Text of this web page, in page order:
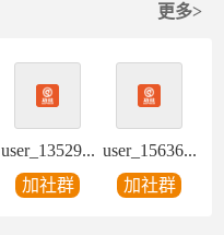
更多>
user_13529...
加社群
user_15636...
加社群